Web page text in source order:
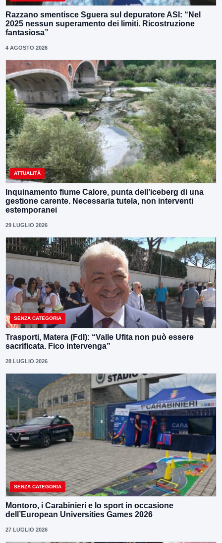
Razzano smentisce Sguera sul depuratore ASI: “Nel
2025 nessun superamento dei limiti. Ricostruzione
fantasiosa”
4 AGOSTO 2026
ATTUALITÀ
Inquinamento fiume Calore, punta dell’iceberg di una
gestione carente. Necessaria tutela, non interventi
estemporanei
29 LUGLIO 2026
SENZA CATEGORIA
Trasporti, Matera (FdI): “Valle Ufita non può essere
sacrificata. Fico intervenga”
28 LUGLIO 2026
SENZA CATEGORIA
Montoro, i Carabinieri e lo sport in occasione
dell’European Universities Games 2026
27 LUGLIO 2026